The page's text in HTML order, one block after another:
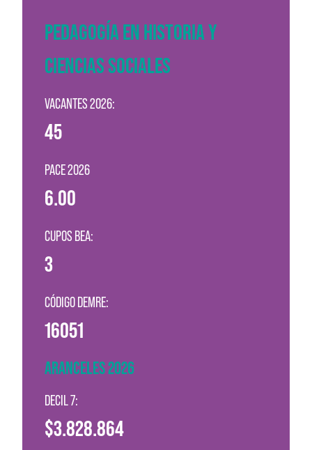
PEDAGOGÍA EN HISTORIA Y
CIENCIAS SOCIALES
VACANTES 2026:
45
PACE 2026
6.00
CUPOS BEA:
3
CÓDIGO DEMRE:
16051
ARANCELES 2026
DECIL 7:
$3.828.864